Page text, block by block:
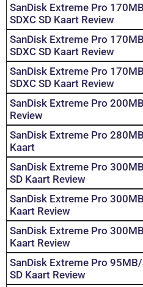
SanDisk Extreme Pro
SDXC SD Kaart Review
SanDisk Extreme Pro
SDXC SD Kaart Review
SanDisk Extreme Pro
SDXC SD Kaart Review
SanDisk Extreme Pro
Review
SanDisk Extreme Pro
Kaart
SanDisk Extreme Pro
SD Kaart Review
SanDisk Extreme Pro
Kaart Review
SanDisk Extreme Pro
Kaart Review
SanDisk Extreme Pro
SD Kaart Review